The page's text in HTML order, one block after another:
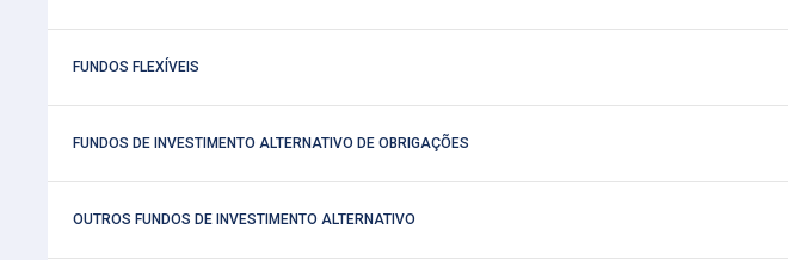
FUNDOS FLEXÍVEIS
FUNDOS DE INVESTIMENTO ALTERNATIVO DE OBRIGAÇÕES
OUTROS FUNDOS DE INVESTIMENTO ALTERNATIVO